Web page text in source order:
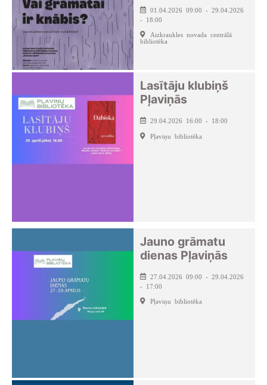
01.04.2026 09:00 - 29.04.2026
- 18:00
Aizkraukles novada centrālā
bibliotēka
Lasītāju klubiņš
Pļaviņās
29.04.2026 16:00 - 18:00
Pļaviņu bibliotēka
Jauno grāmatu
dienas Pļaviņās
27.04.2026 09:00 - 29.04.2026
- 17:00
Pļaviņu bibliotēka